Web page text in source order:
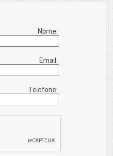
Nome:
Email:
Telefone: